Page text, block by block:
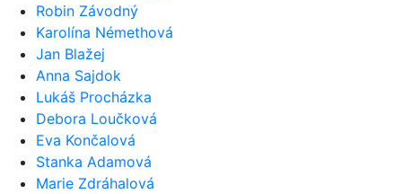
Robin Závodný
Karolína Némethová
Jan Blažej
Anna Sajdok
Lukáš Procházka
Debora Loučková
Eva Končalová
Stanka Adamová
Marie Zdráhalová